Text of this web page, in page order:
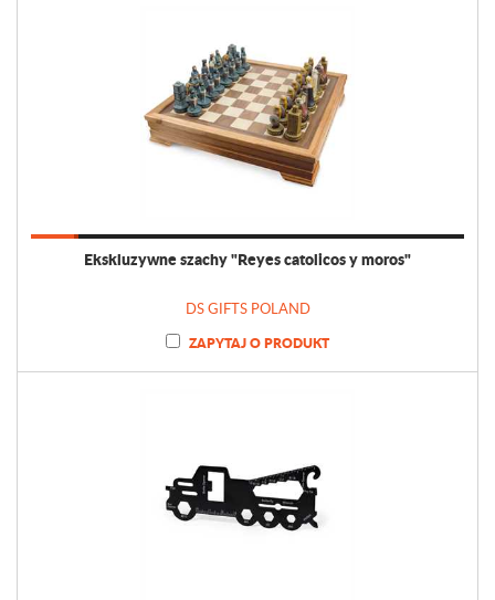
Ekskluzywne szachy "Reyes catolicos y moros"
DS GIFTS POLAND
ZAPYTAJ O PRODUKT